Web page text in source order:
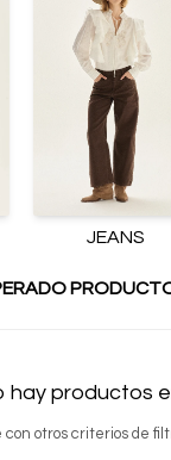
JEANS
hay productos
otros criterios de